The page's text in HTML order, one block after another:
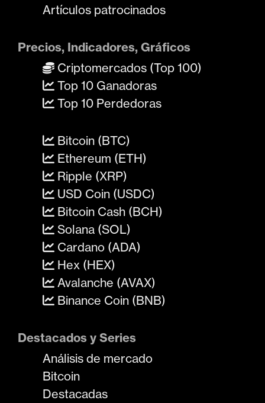
Artículos patrocinados
Precios, Indicadores, Gráficos
Criptomercados (Top 100)
Top 10 Ganadoras
Top 10 Perdedoras
Bitcoin (BTC)
Ethereum (ETH)
Ripple (XRP)
USD Coin (USDC)
Bitcoin Cash (BCH)
Solana (SOL)
Cardano (ADA)
Hex (HEX)
Avalanche (AVAX)
Binance Coin (BNB)
Destacados y Series
Análisis de mercado
Bitcoin
Destacadas